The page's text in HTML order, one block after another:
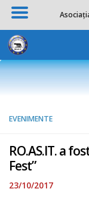
Skip to content
EVENIMENTE
RO.AS.IT. a
Fest”
23/10/2017